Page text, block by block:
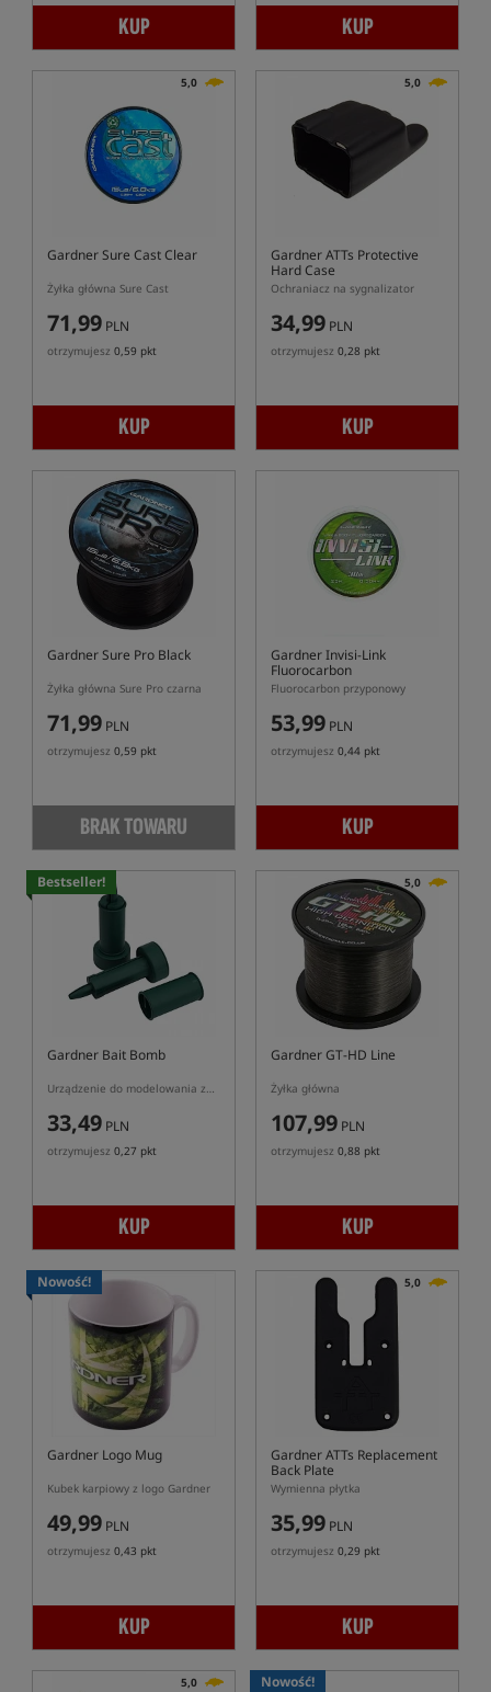
KUP KUP
5,0
Gardner Sure Cast Clear
Żyłka główna Sure Cast
71,99 PLN
otrzymujesz 0,59 pkt
KUP
5,0
Gardner ATTs Protective
Hard Case
Ochraniacz na sygnalizator
34,99 PLN
otrzymujesz 0,28 pkt
KUP
Gardner Sure Pro Black
Żyłka główna Sure Pro czarna
71,99 PLN
otrzymujesz 0,59 pkt
BRAK TOWARU
Gardner Invisi-Link
Fluorocarbon
Fluorocarbon przyponowy
53,99 PLN
otrzymujesz 0,44 pkt
KUP
Bestseller!
Gardner Bait Bomb
Urządzenie do modelowania zanęt gruntowych
33,49 PLN
otrzymujesz 0,27 pkt
KUP
5,0
Gardner GT-HD Line
Żyłka główna
107,99 PLN
otrzymujesz 0,88 pkt
KUP
Nowość!
Gardner Logo Mug
Kubek karpiowy z logo Gardner
49,99 PLN
otrzymujesz 0,43 pkt
KUP
5,0
Gardner ATTs Replacement
Back Plate
Wymienna płytka
35,99 PLN
otrzymujesz 0,29 pkt
KUP
5,0 Nowość!